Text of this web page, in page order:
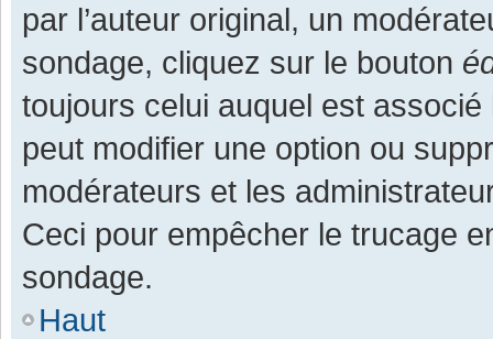
par l’auteur original, un
sondage, cliquez sur le bouton
toujours celui auquel est associé
peut modifier une option ou
modérateurs et les
Ceci pour empêcher le trucage
sondage.
Haut